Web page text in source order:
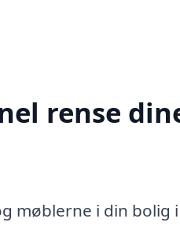
rense
møblerne i din bolig i